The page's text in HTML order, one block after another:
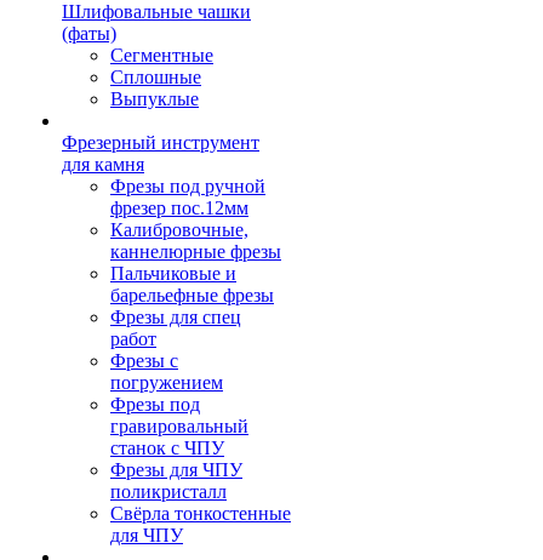
Шлифовальные чашки
(фаты)
Сегментные
Сплошные
Выпуклые
Фрезерный инструмент
для камня
Фрезы под ручной
фрезер пос.12мм
Калибровочные,
каннелюрные фрезы
Пальчиковые и
барельефные фрезы
Фрезы для спец
работ
Фрезы с
погружением
Фрезы под
гравировальный
станок с ЧПУ
Фрезы для ЧПУ
поликристалл
Свёрла тонкостенные
для ЧПУ